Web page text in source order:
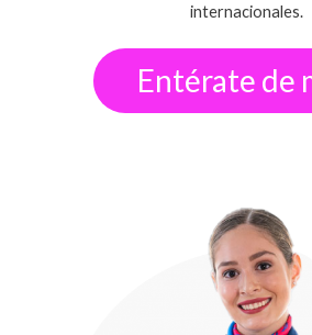
internacionales.
Entérate de